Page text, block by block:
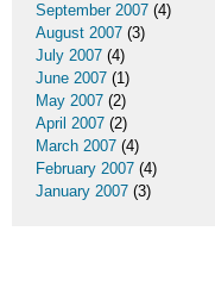
September 2007 (4)
August 2007 (3)
July 2007 (4)
June 2007 (1)
May 2007 (2)
April 2007 (2)
March 2007 (4)
February 2007 (4)
January 2007 (3)